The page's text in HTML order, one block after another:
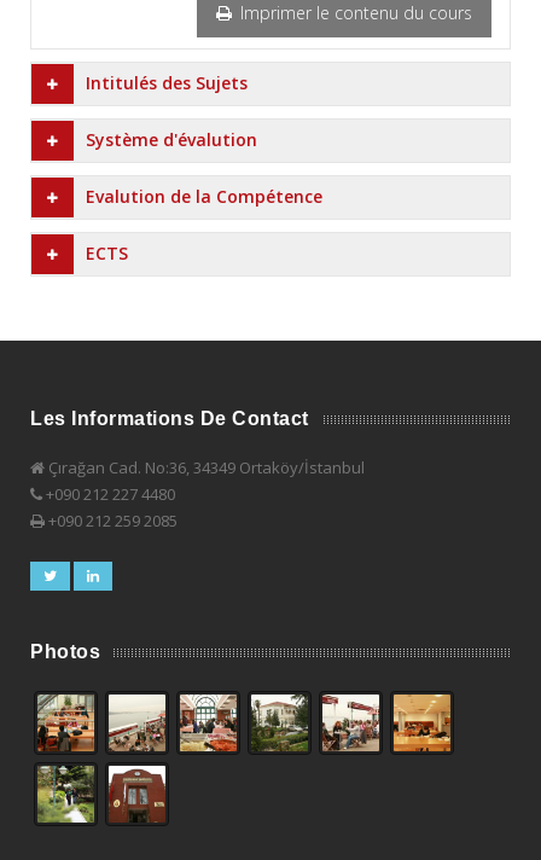
Imprimer le contenu du cours
Intitulés des Sujets
Système d'évalution
Evalution de la Compétence
ECTS
Les Informations De Contact
Çırağan Cad. No:36, 34349 Ortaköy/İstanbul
+090 212 227 4480
+090 212 259 2085
Photos